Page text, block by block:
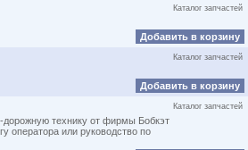
Каталог запчастей
Добавить в корзину
Каталог запчастей
Добавить в корзину
дорожную технику от фирмы Бобкэт
оператора или руководство по
Каталог запчастей